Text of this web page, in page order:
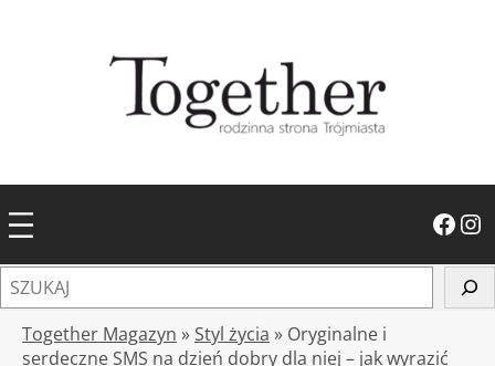
Facebook Instagram
z
Together Magazyn » Styl życia » Oryginalne i
serdeczne SMS na dzień dobry dla niej – jak wyrazić